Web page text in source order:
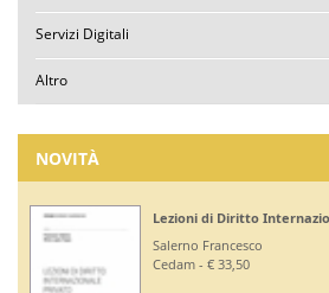
Servizi Digitali
Altro
NOVITÀ
Lezioni di Diritto
Salerno Francesco
Cedam - € 33,50